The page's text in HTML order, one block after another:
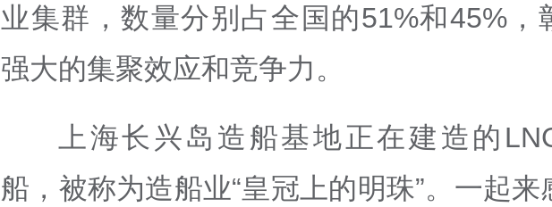
业集群，数量分别占全国的51%和45%，
强大的集聚效应和竞争力。
上海长兴岛造船基地正在建造的
船，被称为造船业“皇冠上的明珠”。一起来